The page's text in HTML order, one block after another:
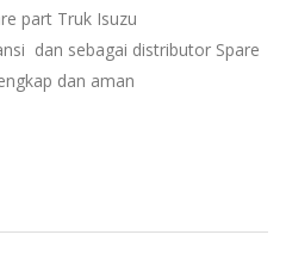
part Truk Isuzu
dan sebagai distributor Spare
dan aman